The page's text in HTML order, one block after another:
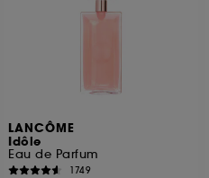
LANCÔME
Idôle
Eau de Parfum
1749